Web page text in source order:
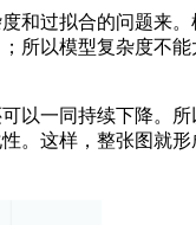
过拟合的问题来
以模型复杂度不
一同持续下降。
。这样，整张图